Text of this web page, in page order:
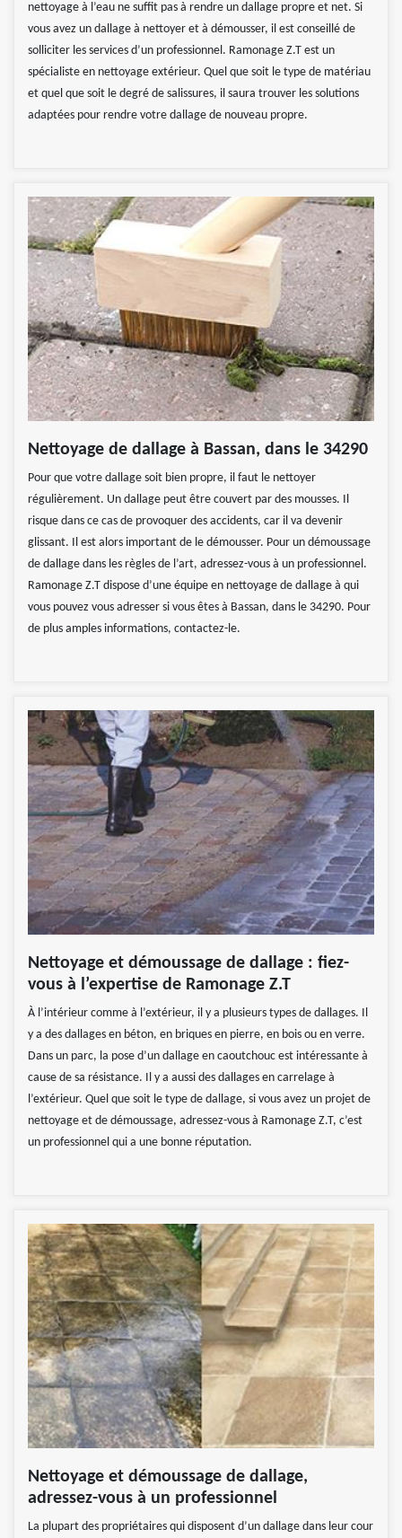
nettoyage à l’eau ne suffit pas à rendre un dallage propre et net. Si
vous avez un dallage à nettoyer et à démousser, il est conseillé de
solliciter les services d’un professionnel. Ramonage Z.T est un
spécialiste en nettoyage extérieur. Quel que soit le type de matériau
et quel que soit le degré de salissures, il saura trouver les solutions
adaptées pour rendre votre dallage de nouveau propre.
Nettoyage de dallage à Bassan, dans le 34290
Pour que votre dallage soit bien propre, il faut le nettoyer
régulièrement. Un dallage peut être couvert par des mousses. Il
risque dans ce cas de provoquer des accidents, car il va devenir
glissant. Il est alors important de le démousser. Pour un démoussage
de dallage dans les règles de l’art, adressez-vous à un professionnel.
Ramonage Z.T dispose d’une équipe en nettoyage de dallage à qui
vous pouvez vous adresser si vous êtes à Bassan, dans le 34290. Pour
de plus amples informations, contactez-le.
Nettoyage et démoussage de dallage : fiez-
vous à l’expertise de Ramonage Z.T
À l’intérieur comme à l’extérieur, il y a plusieurs types de dallages. Il
y a des dallages en béton, en briques en pierre, en bois ou en verre.
Dans un parc, la pose d’un dallage en caoutchouc est intéressante à
cause de sa résistance. Il y a aussi des dallages en carrelage à
l’extérieur. Quel que soit le type de dallage, si vous avez un projet de
nettoyage et de démoussage, adressez-vous à Ramonage Z.T, c’est
un professionnel qui a une bonne réputation.
Nettoyage et démoussage de dallage,
adressez-vous à un professionnel
La plupart des propriétaires qui disposent d’un dallage dans leur cour